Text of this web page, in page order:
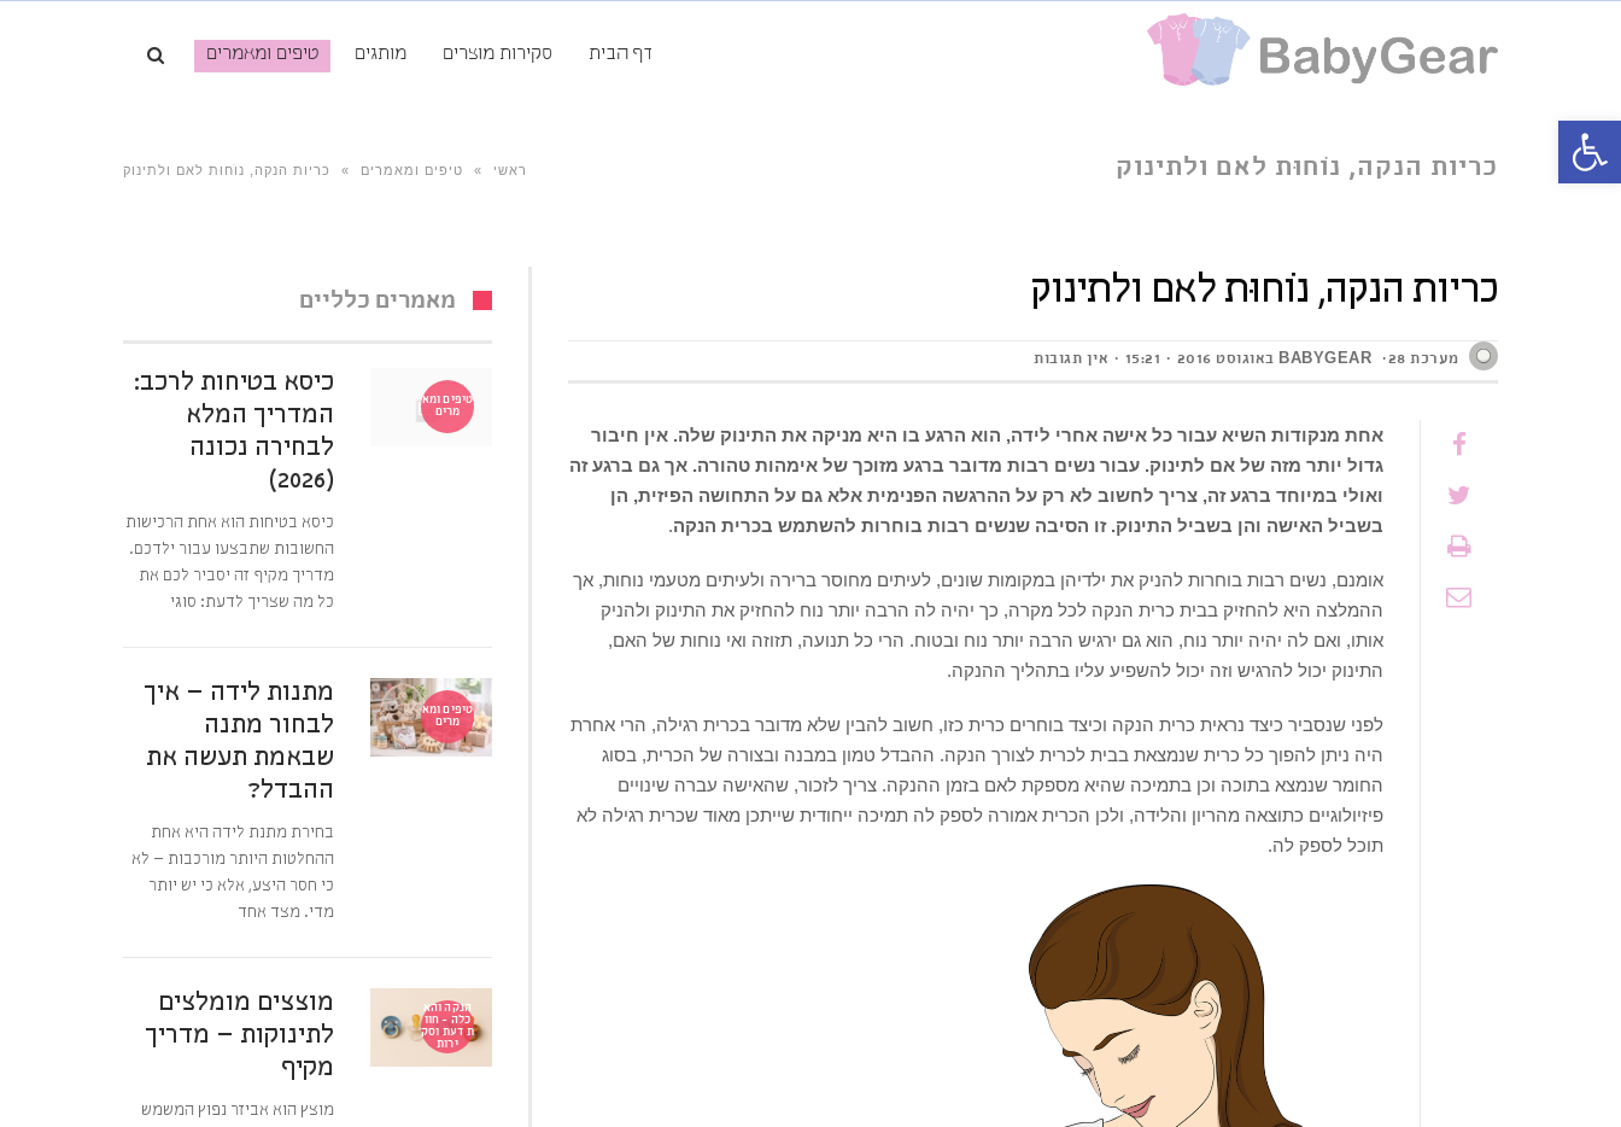
דף הבית סקירות מוצרים מותגים טיפים ומאמרים
כריות הנקה, נוׂחוּת לאם ולתינוק ראשי » טיפים ומאמרים » כריות הנקה, נוׂחוּת לאם ולתינוק
כריות הנקה, נוׂחוּת לאם ולתינוק
מערכת BABYGEAR 28 באוגוסט 2016 15:21 אין תגובות
אחת מנקודות השיא עבור כל אישה אחרי לידה, הוא הרגע בו היא מניקה את התינוק שלה. אין חיבור
גדול יותר מזה של אם לתינוק. עבור נשים רבות מדובר ברגע מזוכך של אימהות טהורה. אך גם ברגע זה
ואולי במיוחד ברגע זה, צריך לחשוב לא רק על ההרגשה הפנימית אלא גם על התחושה הפיזית, הן
בשביל האישה והן בשביל התינוק. זו הסיבה שנשים רבות בוחרות להשתמש בכרית הנקה.
אומנם, נשים רבות בוחרות להניק את ילדיהן במקומות שונים, לעיתים מחוסר ברירה ולעיתים מטעמי נוחות, אך
ההמלצה היא להחזיק בבית כרית הנקה לכל מקרה, כך יהיה לה הרבה יותר נוח להחזיק את התינוק ולהניק
אותו, ואם לה יהיה יותר נוח, הוא גם ירגיש הרבה יותר נוח ובטוח. הרי כל תנועה, תזוזה ואי נוחות של האם,
התינוק יכול להרגיש וזה יכול להשפיע עליו בתהליך ההנקה.
לפני שנסביר כיצד נראית כרית הנקה וכיצד בוחרים כרית כזו, חשוב להבין שלא מדובר בכרית רגילה, הרי אחרת
היה ניתן להפוך כל כרית שנמצאת בבית לכרית לצורך הנקה. ההבדל טמון במבנה ובצורה של הכרית, בסוג
החומר שנמצא בתוכה וכן בתמיכה שהיא מספקת לאם בזמן ההנקה. צריך לזכור, שהאישה עברה שינויים
פיזיולוגיים כתוצאה מהריון והלידה, ולכן הכרית אמורה לספק לה תמיכה ייחודית שייתכן מאוד שכרית רגילה לא
תוכל לספק לה.
מאמרים כלליים
טיפים ומא
מרים
כיסא בטיחות לרכב:
המדריך המלא
לבחירה נכונה
(2026)
כיסא בטיחות הוא אחת הרכישות
החשובות שתבצעו עבור ילדכם.
מדריך מקיף זה יסביר לכם את
כל מה שצריך לדעת: סוגי
טיפים ומא
מרים
מתנות לידה – איך
לבחור מתנה
שבאמת תעשה את
ההבדל?
בחירת מתנת לידה היא אחת
ההחלטות היותר מורכבות – לא
כי חסר היצע, אלא כי יש יותר
מדי. מצד אחד
הנקה והא
כלה - חוו
ת דעת וסק
ירות
מוצצים מומלצים
לתינוקות – מדריך
מקיף
מוצץ הוא אביזר נפוץ המשמש
פתח סרגל נגישות